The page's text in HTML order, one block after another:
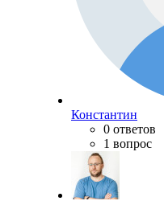
Константин
0 ответов
1 вопрос